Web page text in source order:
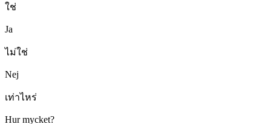
ใช่
Ja
ไม่ใช่
Nej
เท่าไหร่
Hur mycket?